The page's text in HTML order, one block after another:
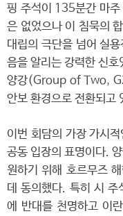
핑 주석이 135분간 마주
은 없었으나 이 침묵의
대립의 극단을 넘어 실
음을 알리는 강력한 신
양강(Group of Two,
안보 환경으로 전환되고
이번 회담의 가장 가시
공동 입장의 표명이다.
원하기 위해 호르무즈
데 동의했다. 특히 시 주
에 반대를 천명하고 이